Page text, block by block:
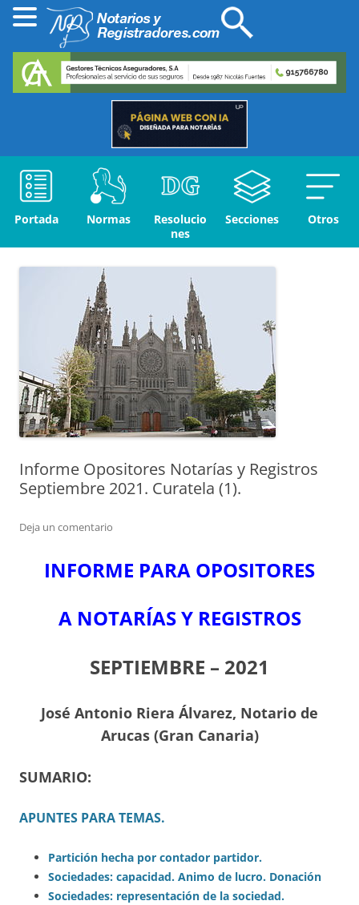
Portada Normas
Resolucio
nes
Secciones Otros
Informe Opositores Notarías y Registros
Septiembre 2021. Curatela (1).
Deja un comentario
INFORME PARA OPOSITORES
A NOTARÍAS Y REGISTROS
SEPTIEMBRE – 2021
José Antonio Riera Álvarez, Notario de
Arucas (Gran Canaria)
SUMARIO:
APUNTES PARA TEMAS.
Partición hecha por contador partidor.
Sociedades: capacidad. Animo de lucro. Donación
Sociedades: representación de la sociedad.